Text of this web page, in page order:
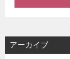
アーカイブ